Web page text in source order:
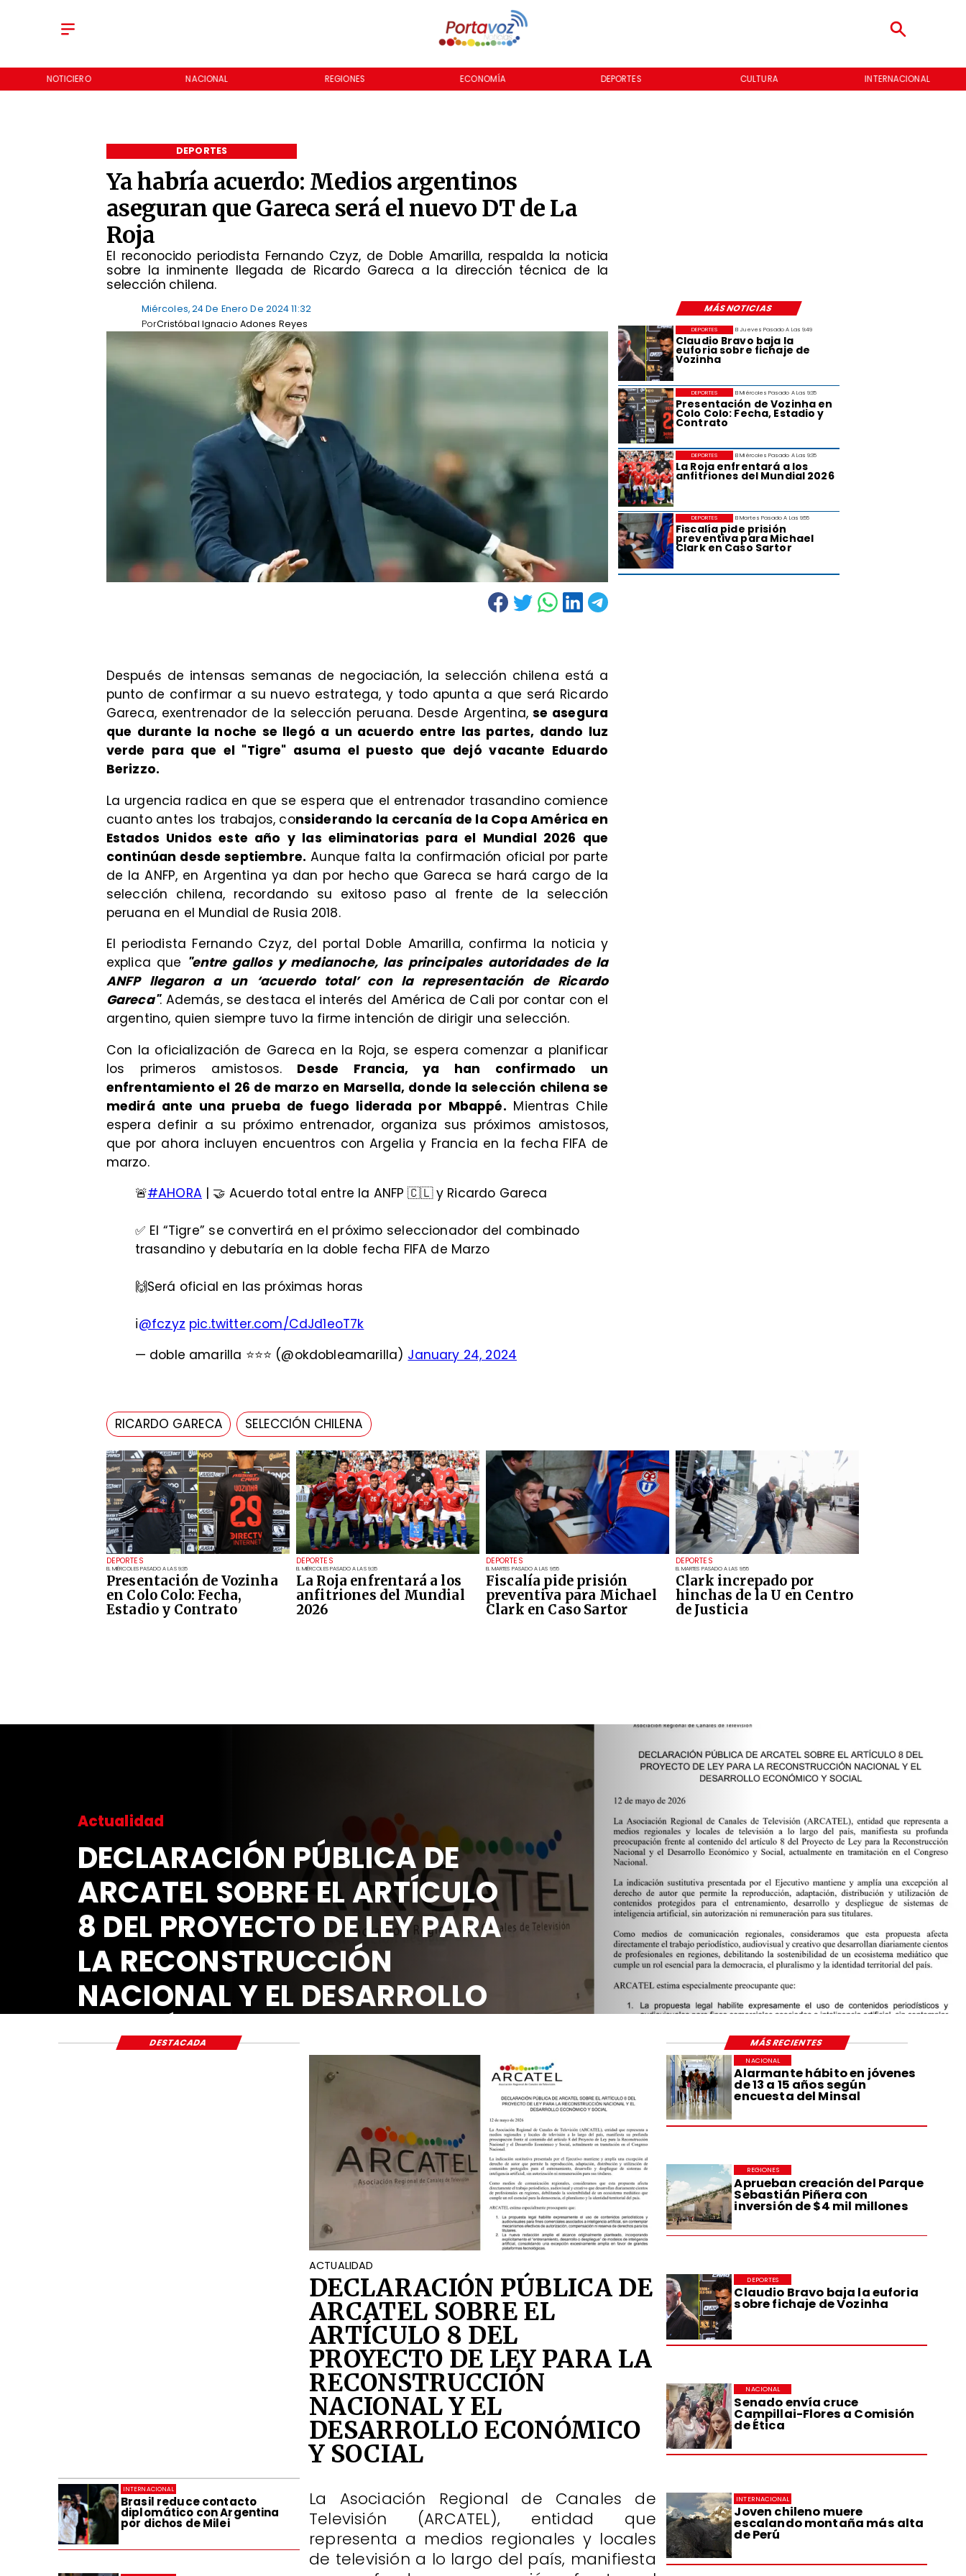
NOTICIERO NACIONAL REGIONES ECONOMÍA DEPORTES CULTURA INTERNACIONAL
Ya habría acuerdo: Medios argentinos
aseguran que Gareca será el nuevo DT de La
Roja
El reconocido periodista Fernando Czyz, de Doble Amarilla, respalda la noticia
sobre la inminente llegada de Ricardo Gareca a la dirección técnica de la
selección chilena.
DEPORTES
MÁS NOTICIAS
Miércoles, 24 De Enero De 2024 11:32
Cristóbal Ignacio Adones Reyes
Por
DEPORTES
EL MIÉRCOLES PASADO A LAS 9:35
Presentación de Vozinha
en Colo Colo: Fecha,
Estadio y Contrato
DEPORTES
EL MIÉRCOLES PASADO A LAS 9:35
La Roja enfrentará a los
anfitriones del Mundial
2026
DEPORTES
EL MARTES PASADO A LAS 9:55
Fiscalía pide prisión
preventiva para Michael
Clark en Caso Sartor
DEPORTES
EL MARTES PASADO A LAS 9:55
Clark increpado por
hinchas de la U en Centro
de Justicia
El Jueves Pasado A Las 9:49
Claudio Bravo baja la
euforia sobre fichaje de
Vozinha
DEPORTES
El Miércoles Pasado A Las 9:35
Presentación de Vozinha en
Colo Colo: Fecha, Estadio y
Contrato
DEPORTES
El Miércoles Pasado A Las 9:35
La Roja enfrentará a los
anfitriones del Mundial 2026
DEPORTES
El Martes Pasado A Las 9:55
Fiscalía pide prisión
preventiva para Michael
Clark en Caso Sartor
DEPORTES
​Después de intensas semanas de negociación, la selección chilena está a
punto de confirmar a su nuevo estratega, y todo apunta a que será Ricardo
Gareca, exentrenador de la selección peruana. Desde Argentina, se asegura
que durante la noche se llegó a un acuerdo entre las partes, dando luz
verde para que el "Tigre" asuma el puesto que dejó vacante Eduardo
Berizzo.
​La urgencia radica en que se espera que el entrenador trasandino comience
cuanto antes los trabajos, considerando la cercanía de la Copa América en
Estados Unidos este año y las eliminatorias para el Mundial 2026 que
continúan desde septiembre. Aunque falta la confirmación oficial por parte
de la ANFP, en Argentina ya dan por hecho que Gareca se hará cargo de la
selección chilena, recordando su exitoso paso al frente de la selección
peruana en el Mundial de Rusia 2018.
El periodista Fernando Czyz, del portal Doble Amarilla, confirma la noticia y
explica que "entre gallos y medianoche, las principales autoridades de la
ANFP llegaron a un ‘acuerdo total’ con la representación de Ricardo
Gareca". Además, se destaca el interés del América de Cali por contar con el
argentino, quien siempre tuvo la firme intención de dirigir una selección.
Con la oficialización de Gareca en la Roja, se espera comenzar a planificar
los primeros amistosos. Desde Francia, ya han confirmado un
enfrentamiento el 26 de marzo en Marsella, donde la selección chilena se
medirá ante una prueba de fuego liderada por Mbappé. Mientras Chile
espera definir a su próximo entrenador, organiza sus próximos amistosos,
que por ahora incluyen encuentros con Argelia y Francia en la fecha FIFA de
marzo.
🚨#AHORA | 🤝 Acuerdo total entre la ANFP 🇨🇱 y Ricardo Gareca
✅ El “Tigre” se convertirá en el próximo seleccionador del combinado
trasandino y debutaría en la doble fecha FIFA de Marzo
🙌Será oficial en las próximas horas
ℹ️@fczyz pic.twitter.com/CdJd1eoT7k
— doble amarilla ⭐️⭐️⭐️ (@okdobleamarilla) January 24, 2024
RICARDO GARECA SELECCIÓN CHILENA
Actualidad
DECLARACIÓN PÚBLICA DE
ARCATEL SOBRE EL ARTÍCULO
8 DEL PROYECTO DE LEY PARA
LA RECONSTRUCCIÓN
NACIONAL Y EL DESARROLLO
ECONÓMICO Y SOCIAL
Alarmante hábito en jóvenes
de 13 a 15 años según
encuesta del Minsal
NACIONAL
Aprueban creación del Parque
Sebastián Piñera con
inversión de $4 mil millones
REGIONES
Claudio Bravo baja la euforia
sobre fichaje de Vozinha
DEPORTES
Senado envía cruce
Campillai-Flores a Comisión
de Ética
NACIONAL
Joven chileno muere
escalando montaña más alta
de Perú
INTERNACIONAL
Brasil reduce contacto
diplomático con Argentina
por dichos de Milei
INTERNACIONAL
ACTUALIDAD
DECLARACIÓN PÚBLICA DE
ARCATEL SOBRE EL
ARTÍCULO 8 DEL
PROYECTO DE LEY PARA LA
RECONSTRUCCIÓN
NACIONAL Y EL
DESARROLLO ECONÓMICO
Y SOCIAL
La Asociación Regional de Canales de
Televisión (ARCATEL), entidad que
representa a medios regionales y locales
de televisión a lo largo del país, manifiesta
DESTACADA MÁS RECIENTES